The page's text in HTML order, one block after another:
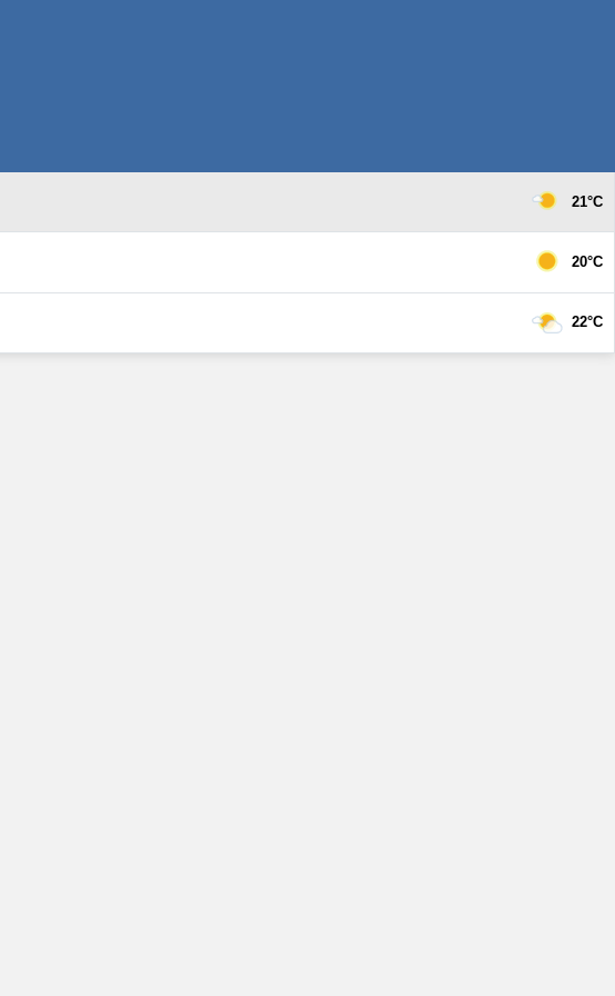
21°C
20°C
22°C